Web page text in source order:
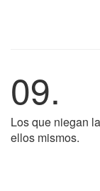
09.
Los que niegan
ellos mismos.